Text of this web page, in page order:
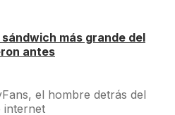
más grande del
antes